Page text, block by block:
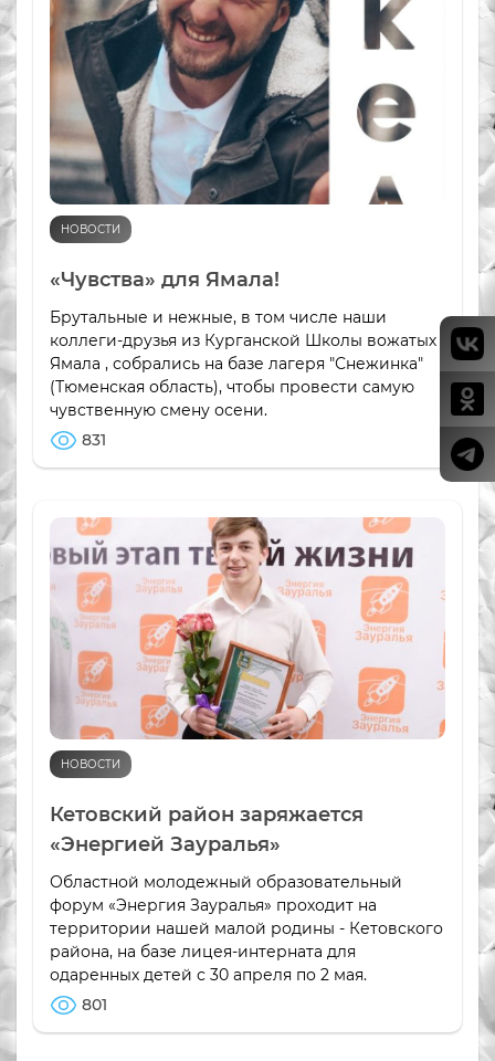
НОВОСТИ
«Чувства» для Ямала!
Брутальные и нежные, в том числе наши
коллеги-друзья из Курганской Школы вожатых
Ямала , собрались на базе лагеря "Снежинка"
(Тюменская область), чтобы провести самую
чувственную смену осени.
831
НОВОСТИ
Кетовский район заряжается
«Энергией Зауралья»
Областной молодежный образовательный
форум «Энергия Зауралья» проходит на
территории нашей малой родины - Кетовского
района, на базе лицея-интерната для
одаренных детей с 30 апреля по 2 мая.
801